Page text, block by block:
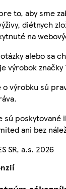
to, aby sme
diétnych
na
alebo sa
výrobok značky
výrobku sú
sú poskytované
ani bez
SR, a.s. 2026